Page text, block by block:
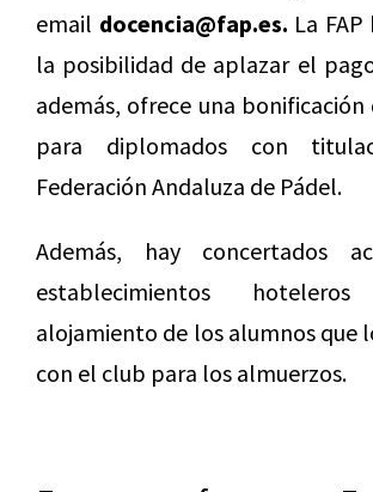
email docencia@fap.es. La
la posibilidad de aplazar el
además, ofrece una bonificación
para diplomados con
Federación Andaluza de Pádel.
Además, hay concertados
establecimientos
alojamiento de los alumnos que
con el club para los almuerzos.